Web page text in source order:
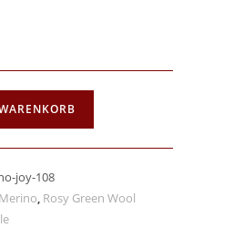
joy-108
Merino, Rosy Green Wool